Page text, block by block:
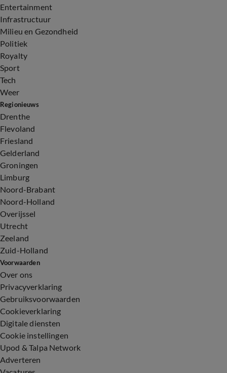
Entertainment
Infrastructuur
Milieu en Gezondheid
Politiek
Royalty
Sport
Tech
Weer
Regionieuws
Drenthe
Flevoland
Friesland
Gelderland
Groningen
Limburg
Noord-Brabant
Noord-Holland
Overijssel
Utrecht
Zeeland
Zuid-Holland
Voorwaarden
Over ons
Privacyverklaring
Gebruiksvoorwaarden
Cookieverklaring
Digitale diensten
Cookie instellingen
Upod & Talpa Network
Adverteren